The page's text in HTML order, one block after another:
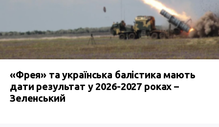
«Фрея» та українська балістика мають
дати результат у 2026-2027 роках –
Зеленський